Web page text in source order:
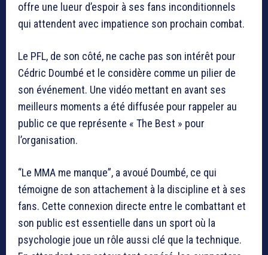
offre une lueur d’espoir à ses fans inconditionnels
qui attendent avec impatience son prochain combat.
Le PFL, de son côté, ne cache pas son intérêt pour
Cédric Doumbé et le considère comme un pilier de
son événement. Une vidéo mettant en avant ses
meilleurs moments a été diffusée pour rappeler au
public ce que représente « The Best » pour
l’organisation.
“Le MMA me manque”, a avoué Doumbé, ce qui
témoigne de son attachement à la discipline et à ses
fans. Cette connexion directe entre le combattant et
son public est essentielle dans un sport où la
psychologie joue un rôle aussi clé que la technique.